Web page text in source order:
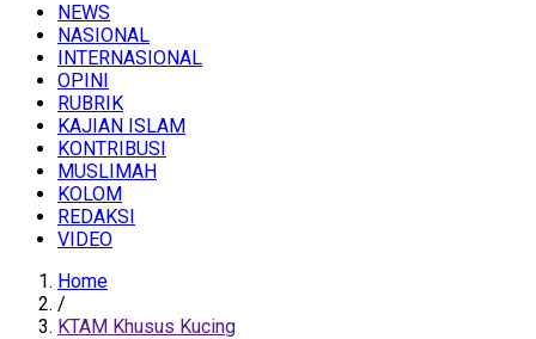
NEWS
NASIONAL
INTERNASIONAL
OPINI
RUBRIK
KAJIAN ISLAM
KONTRIBUSI
MUSLIMAH
KOLOM
REDAKSI
VIDEO
Home
/
KTAM Khusus Kucing